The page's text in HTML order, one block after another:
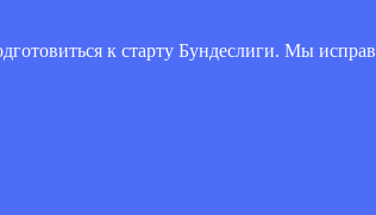
к старту Бундеслиги. Мы